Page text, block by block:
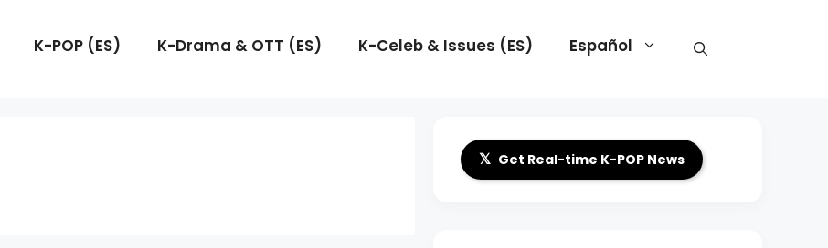
K-POP (ES) K-Drama & OTT (ES) K-Celeb & Issues (ES) Español
𝕏 Get Real-time K-POP News